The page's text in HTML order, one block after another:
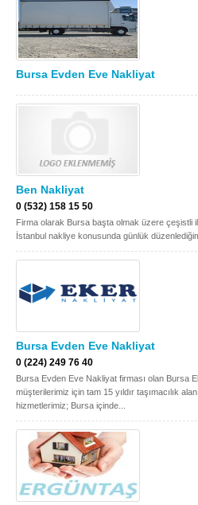
Bursa Evden Eve Nakliyat
Ben Nakliyat
0 (532) 158 15 50
Firma olarak Bursa başta olmak üzere çeşistli
İstanbul nakliye konusunda günlük
Bursa Evden Eve Nakliyat
0 (224) 249 76 40
Bursa Evden Eve Nakliyat firması olan Bursa
müşterilerimiz için tam 15 yıldır taşımacılık
hizmetlerimiz; Bursa içinde...